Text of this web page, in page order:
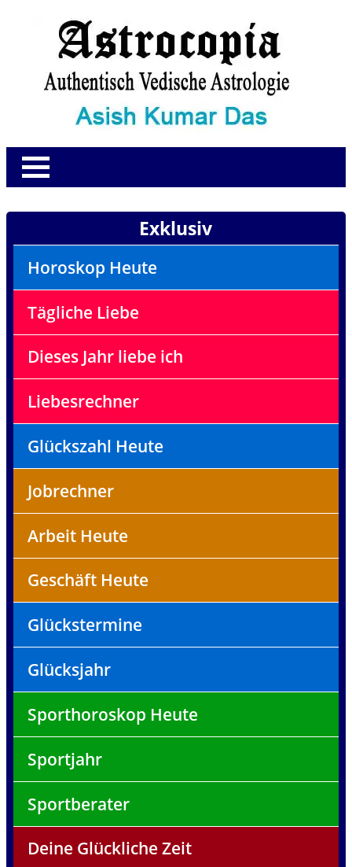
Exklusiv
Horoskop Heute
Tägliche Liebe
Dieses Jahr liebe ich
Liebesrechner
Glückszahl Heute
Jobrechner
Arbeit Heute
Geschäft Heute
Glückstermine
Glücksjahr
Sporthoroskop Heute
Sportjahr
Sportberater
Deine Glückliche Zeit